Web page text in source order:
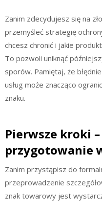
Zanim zdecydujesz się na
przemyśleć strategię
chcesz chronić i jakie
To pozwoli uniknąć
sporów. Pamiętaj, że
usług może znacząco
znaku.
Pierwsze kroki
przygotowanie
Zanim przystąpisz do
przeprowadzenie
znak towarowy jest